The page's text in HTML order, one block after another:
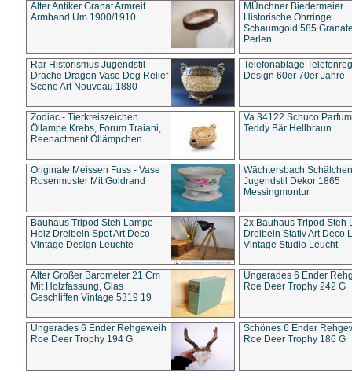
Alter Antiker Granat Armreif
Armband Um 1900/1910
MÜnchner Biedermeier
Historische Ohrringe
Schaumgold 585
Perlen
Rar Historismus Jugendstil
Drache Dragon Vase Dog Relief
Scene Art Nouveau 1880
Telefonablage
Design 60er 70er Jahre
Zodiac - Tierkreiszeichen
Öllampe Krebs, Forum Traiani,
Reenactment Öllämpchen
Va 34122 Schuco
Teddy Bär Hellbraun
Originale Meissen Fuss - Vase
Rosenmuster Mit Goldrand
Wächtersbach Schälchen
Jugendstil Dekor 1865
Messingmontur
Bauhaus Tripod Steh Lampe
Holz Dreibein Spot Art Deco
Vintage Design Leuchte
2x Bauhaus Tripod Steh
Dreibein Stativ Art Deco
Vintage Studio Leucht
Alter Großer Barometer 21 Cm
Mit Holzfassung, Glas
Geschliffen Vintage 5319 19
Ungerades 6 Ender
Roe Deer Trophy 242 G
Ungerades 6 Ender Rehgeweih
Roe Deer Trophy 194 G
Schönes 6 Ender
Roe Deer Trophy 186 G